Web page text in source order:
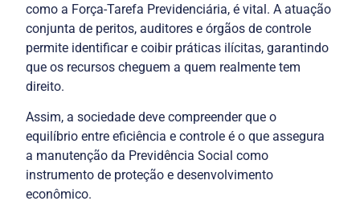
como a Força-Tarefa Previdenciária, é vital. A atuação
conjunta de peritos, auditores e órgãos de controle
permite identificar e coibir práticas ilícitas, garantindo
que os recursos cheguem a quem realmente tem
Assim, a sociedade deve compreender que o
equilíbrio entre eficiência e controle é o que assegura
a manutenção da Previdência Social como
instrumento de proteção e desenvolvimento